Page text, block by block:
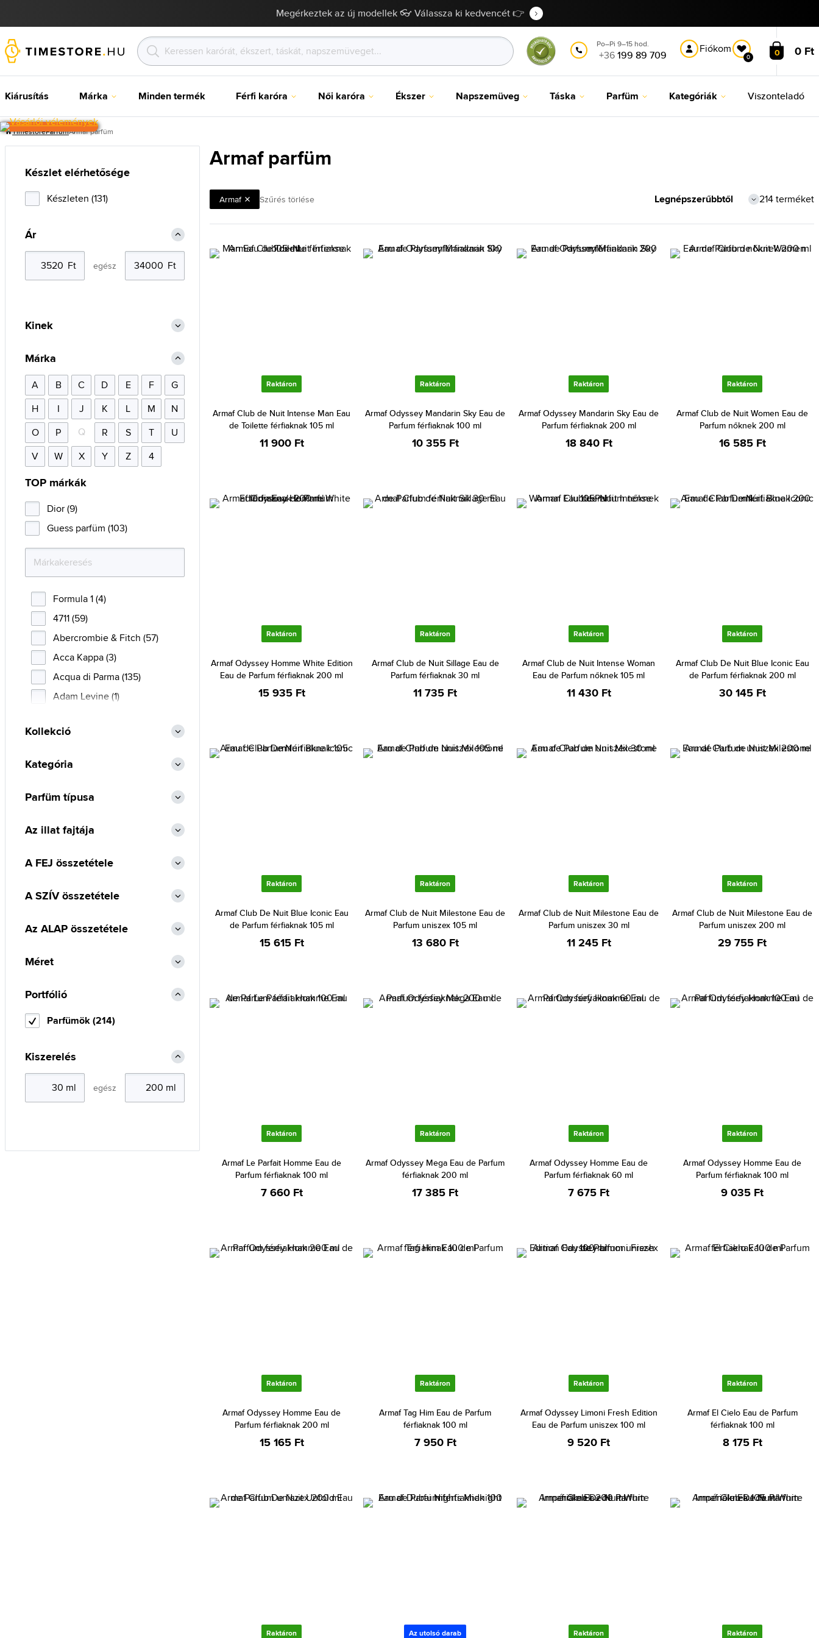
Megérkeztek az új modellek 👓 Válassza ki kedvencét 👉
Po–Pi 9–15 hod.
+36199 89 709 Fiókom
0 0 0 Ft
Kiárusítás Márka Minden termék Férfi karóra Női karóra Ékszer Napszemüveg Táska Parfüm Kategóriák Viszonteladó
TimestoreParfümArmaf parfüm
Armaf parfüm
Armaf Szűrés törlése 214 terméket
Raktáron
Armaf Club de Nuit Intense Man Eau
de Toilette férfiaknak 105 ml
11 900 Ft
Raktáron
Armaf Odyssey Mandarin Sky Eau de
Parfum férfiaknak 100 ml
10 355 Ft
Raktáron
Armaf Odyssey Mandarin Sky Eau de
Parfum férfiaknak 200 ml
18 840 Ft
Raktáron
Armaf Club de Nuit Women Eau de
Parfum nőknek 200 ml
16 585 Ft
Raktáron
Armaf Odyssey Homme White Edition
Eau de Parfum férfiaknak 200 ml
15 935 Ft
Raktáron
Armaf Club de Nuit Sillage Eau de
Parfum férfiaknak 30 ml
11 735 Ft
Raktáron
Armaf Club de Nuit Intense Woman
Eau de Parfum nőknek 105 ml
11 430 Ft
Raktáron
Armaf Club De Nuit Blue Iconic Eau
de Parfum férfiaknak 200 ml
30 145 Ft
Raktáron
Armaf Club De Nuit Blue Iconic Eau
de Parfum férfiaknak 105 ml
15 615 Ft
Raktáron
Armaf Club de Nuit Milestone Eau de
Parfum uniszex 105 ml
13 680 Ft
Raktáron
Armaf Club de Nuit Milestone Eau de
Parfum uniszex 30 ml
11 245 Ft
Raktáron
Armaf Club de Nuit Milestone Eau de
Parfum uniszex 200 ml
29 755 Ft
Raktáron
Armaf Le Parfait Homme Eau de
Parfum férfiaknak 100 ml
7 660 Ft
Raktáron
Armaf Odyssey Mega Eau de Parfum
férfiaknak 200 ml
17 385 Ft
Raktáron
Armaf Odyssey Homme Eau de
Parfum férfiaknak 60 ml
7 675 Ft
Raktáron
Armaf Odyssey Homme Eau de
Parfum férfiaknak 100 ml
9 035 Ft
Raktáron
Armaf Odyssey Homme Eau de
Parfum férfiaknak 200 ml
15 165 Ft
Raktáron
Armaf Tag Him Eau de Parfum
férfiaknak 100 ml
7 950 Ft
Raktáron
Armaf Odyssey Limoni Fresh Edition
Eau de Parfum uniszex 100 ml
9 520 Ft
Raktáron
Armaf El Cielo Eau de Parfum
férfiaknak 100 ml
8 175 Ft
Raktáron Az utolsó darab Raktáron Raktáron
Készlet elérhetősége
Készleten (131)
Ár
egész
Kinek
Márka
A B C D E F
G
H
I J K L M
N
O
P Q R S T
U
V
W X Y Z 4
TOP márkák
Dior (9)
Guess parfüm (103)
Formula 1 (4)
4711 (59)
Abercrombie & Fitch (57)
Acca Kappa (3)
Acqua di Parma (135)
Adam Levine (1)
Adolfo Dominguez (42)
Aigner (40)
Al Haramain (207)
Alfred Sung (8)
Amouage (86)
Animale (1)
Anna Sui (18)
Annick Goutal (50)
Aquolina (18)
Aramis (4)
Kollekció
Kategória
Parfüm típusa
Az illat fajtája
A FEJ összetétele
A SZÍV összetétele
Az ALAP összetétele
Méret
Portfólió
Parfümök (214)
Kiszerelés
egész